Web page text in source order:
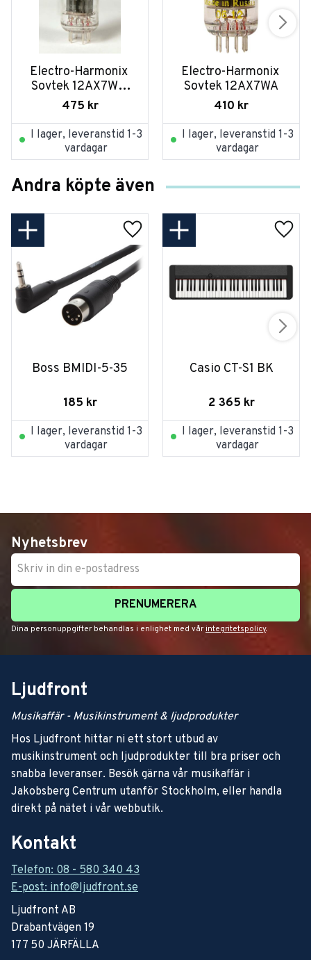
Electro-Harmonix
Sovtek 12AX7WB
(ECC 83)
475 kr
I lager, leveranstid 1-3
vardagar
Electro-Harmonix
Sovtek 12AX7WA
410 kr
I lager, leveranstid 1-3
vardagar
Andra köpte även
Boss BMIDI-5-35
185 kr
I lager, leveranstid 1-3
vardagar
Casio CT-S1 BK
2 365 kr
I lager, leveranstid 1-3
vardagar
Nyhetsbrev
PRENUMERERA
Dina personuppgifter behandlas i enlighet med vår integritetspolicy.
Ljudfront
Musikaffär - Musikinstrument & ljudprodukter
Hos Ljudfront hittar ni ett stort utbud av
musikinstrument och ljudprodukter till bra priser och
snabba leveranser. Besök gärna vår musikaffär i
Jakobsberg Centrum utanför Stockholm, eller handla
direkt på nätet i vår webbutik.
Kontakt
Telefon: 08 - 580 340 43
E-post: info@ljudfront.se
Ljudfront AB
Drabantvägen 19
177 50 JÄRFÄLLA